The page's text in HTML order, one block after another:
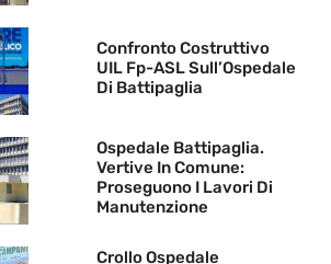
Confronto Costruttivo
UIL Fp-ASL Sull’Ospedale
Di Battipaglia
Ospedale Battipaglia.
Vertive In Comune:
Proseguono I Lavori Di
Manutenzione
Crollo Ospedale